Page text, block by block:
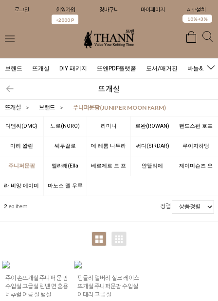
로그인 회원가입
+2000 P
장바구니 마이페이지 APP설치
10%+3%
브랜드 뜨개실 DIY 패키지 뜨앤PDF플랫폼 도서/매거진 바늘&도구
뜨개실
뜨개실 > 브랜드 > 주니퍼문팜(JUNIPER MOON FARM)
디엠씨(DMC) 노로(NORO) 라마나
(LAMANA)
로완(ROWAN) 핸드스펀 호프
(Handespun
Hope)
마리 왈린
(Marie Wallin)
씨루끌로
(CiRCULO)
데 레룸 나투라
(de rerum
써다(SIRDAR) 루이자하딩
(Louisa
주니퍼문팜
(JUNIPER
MOON FARM)
엘라래(Ella
Rae)
베르제르 드 프 얀뜰리에 제이미슨즈 오
(Jamieson's
라 비앙 에이미
(LA BIEN
마노스 델 우루
2 ea item 정렬
주이 손뜨개실 주니퍼 문 팜
수입실 고급실 린넨 면 혼용
네추럴 여름 실 털실
핀들리 멀버리 실크 레이스
뜨개실 주니퍼문팜 수입실
이태리 고급 실